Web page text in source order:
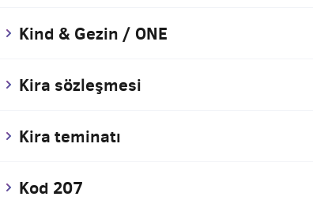
Kind & Gezin / ONE
Kira sözleşmesi
Kira teminatı
Kod 207